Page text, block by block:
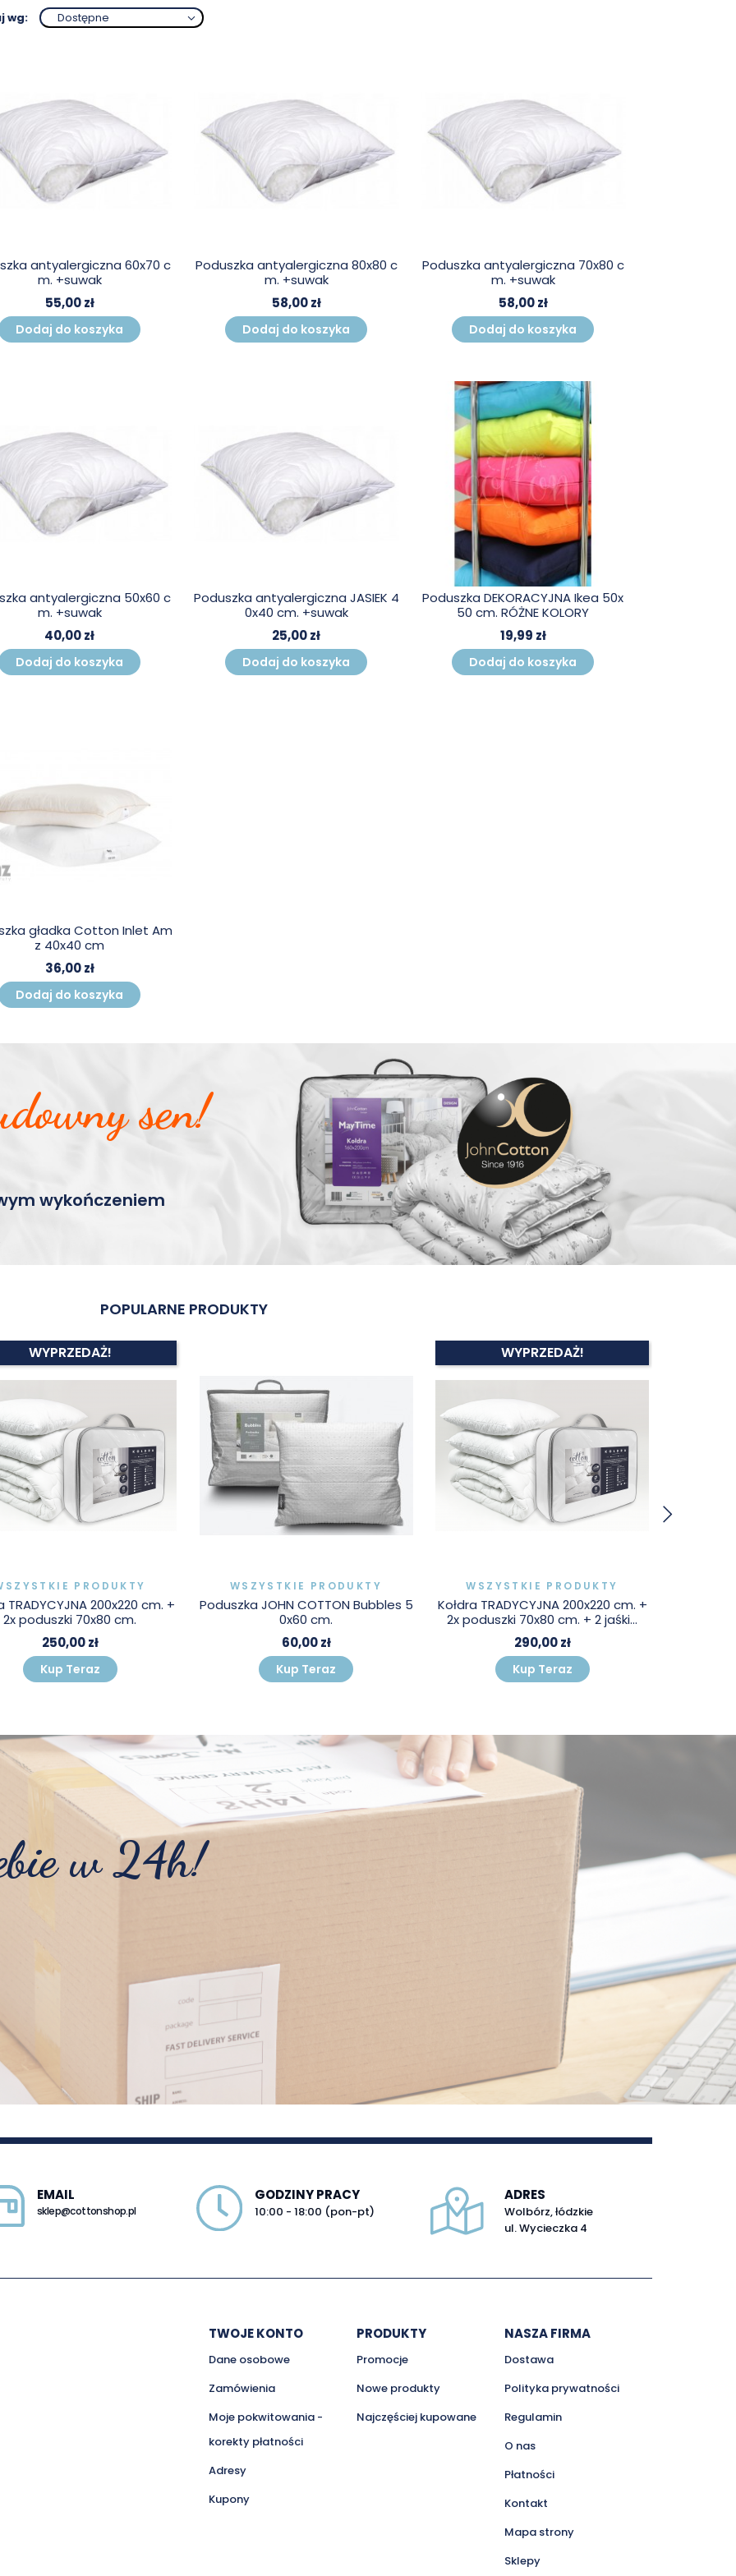
wg: Dostępne
antyalergiczna 60x70 c
m. +suwak
55,00 zł
Dodaj do koszyka
Poduszka antyalergiczna 80x80 c
m. +suwak
58,00 zł
Dodaj do koszyka
Poduszka antyalergiczna 70x80 c
m. +suwak
58,00 zł
Dodaj do koszyka
antyalergiczna 50x60 c
m. +suwak
40,00 zł
Dodaj do koszyka
Poduszka antyalergiczna JASIEK 4
0x40 cm. +suwak
25,00 zł
Dodaj do koszyka
Poduszka DEKORACYJNA Ikea 50x
50 cm. RÓŻNE KOLORY
19,99 zł
Dodaj do koszyka
gładka Cotton Inlet Am
z 40x40 cm
36,00 zł
Dodaj do koszyka
sen!
wykończeniem
POPULARNE PRODUKTY
PRODUKTY
TRADYCYJNA 200x220 cm. +
2x poduszki 70x80 cm.
250,00 zł
Kup Teraz
WYPRZEDAŻ!
WSZYSTKIE PRODUKTY
Poduszka JOHN COTTON Bubbles 5
0x60 cm.
60,00 zł
Kup Teraz
WSZYSTKIE PRODUKTY
Kołdra TRADYCYJNA 200x220 cm. +
2x poduszki 70x80 cm. + 2 jaśki...
290,00 zł
Kup Teraz
WYPRZEDAŻ!
w 24h!
EMAIL
sklep@cottonshop.pl
GODZINY PRACY
10:00 - 18:00 (pon-pt)
ADRES
Wolbórz, łódzkie
ul. Wycieczka 4
TWOJE KONTO
Dane osobowe
Zamówienia
Moje pokwitowania -
korekty płatności
Adresy
Kupony
PRODUKTY
Promocje
Nowe produkty
Najczęściej kupowane
NASZA FIRMA
Dostawa
Polityka prywatności
Regulamin
O nas
Płatności
Kontakt
Mapa strony
Sklepy